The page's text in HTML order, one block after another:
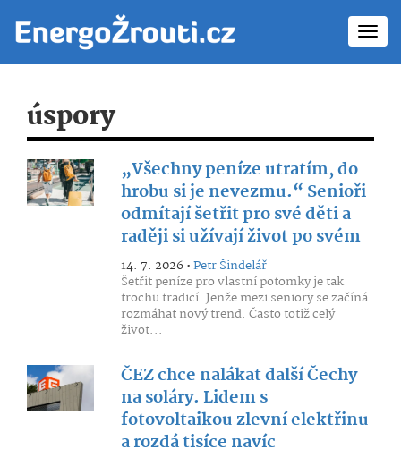
úspory
„Všechny peníze utratím, do
hrobu si je nevezmu.“ Senioři
odmítají šetřit pro své děti a
raději si užívají život po svém
14. 7. 2026 •Petr Šindelář
Šetřit peníze pro vlastní potomky je tak
trochu tradicí. Jenže mezi seniory se začíná
rozmáhat nový trend. Často totiž celý
život...
ČEZ chce nalákat další Čechy
na soláry. Lidem s
fotovoltaikou zlevní elektřinu
a rozdá tisíce navíc